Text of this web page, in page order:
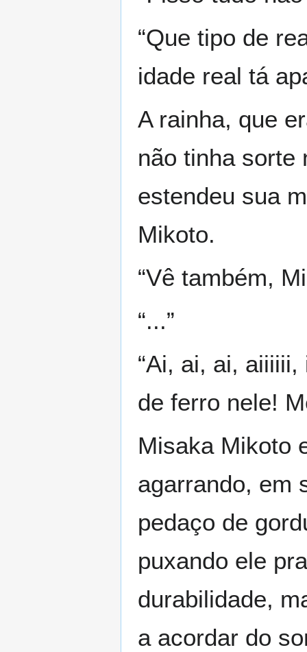
“Que tipo de
idade real tá
A rainha, que
não tinha sorte
estendeu sua
Mikoto.
“Vê também,
“...”
“Ai, ai, ai,
de ferro nele!
Misaka Mikoto
agarrando, em
pedaço de
puxando ele
durabilidade,
a acordar do